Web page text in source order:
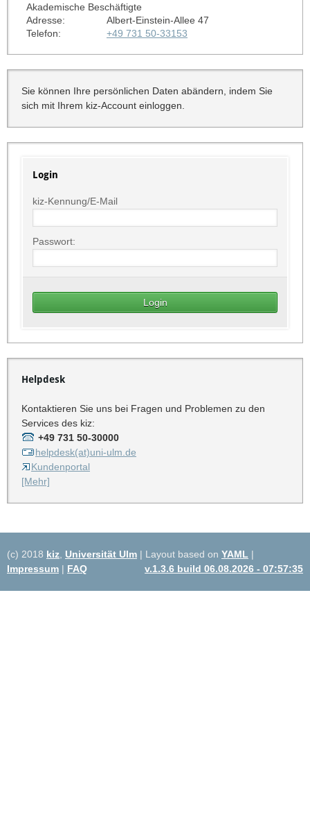
Akademische Beschäftigte
Adresse:
Albert-Einstein-Allee 47
Telefon:
+49 731 50-33153
Sie können Ihre persönlichen Daten abändern, indem Sie
sich mit Ihrem kiz-Account einloggen.
Login
kiz-Kennung/E-Mail
Passwort:
Helpdesk
Kontaktieren Sie uns bei Fragen und Problemen zu den
Services des kiz:
+49 731 50-30000
helpdesk(at)uni-ulm.de
Kundenportal
[Mehr]
(c) 2018 kiz Universität Ulm | Layout based on YAML |
Impressum | FAQ v.1.3.6 build 06.08.2026 - 07:57:35